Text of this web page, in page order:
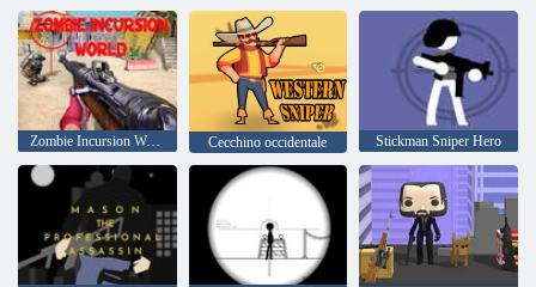
Zombie Incursion World Cecchino occidentale Stickman Sniper Hero